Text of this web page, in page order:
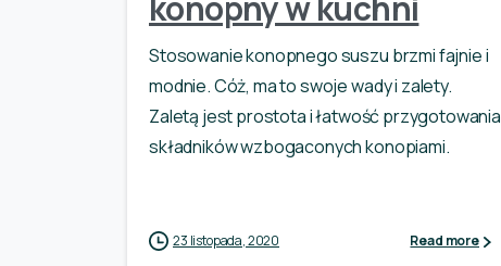
Stosowanie konopnego suszu brzmi fajnie i
modnie. Cóż, ma to swoje wady i zalety.
Zaletą jest prostota i łatwość przygotowania
składników wzbogaconych konopiami.
23 listopada, 2020 Read more